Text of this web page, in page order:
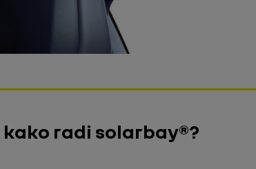
kako radi solarbay®?